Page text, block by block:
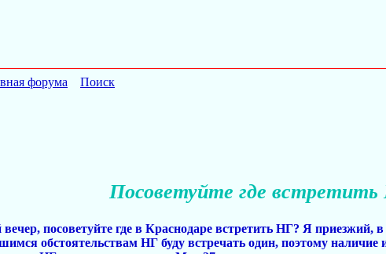
форума Поиск
Посоветуйте где встретить
посоветуйте где в Краснодаре встретить НГ? Я приезжий,
обстоятельствам НГ буду встречать один, поэтому